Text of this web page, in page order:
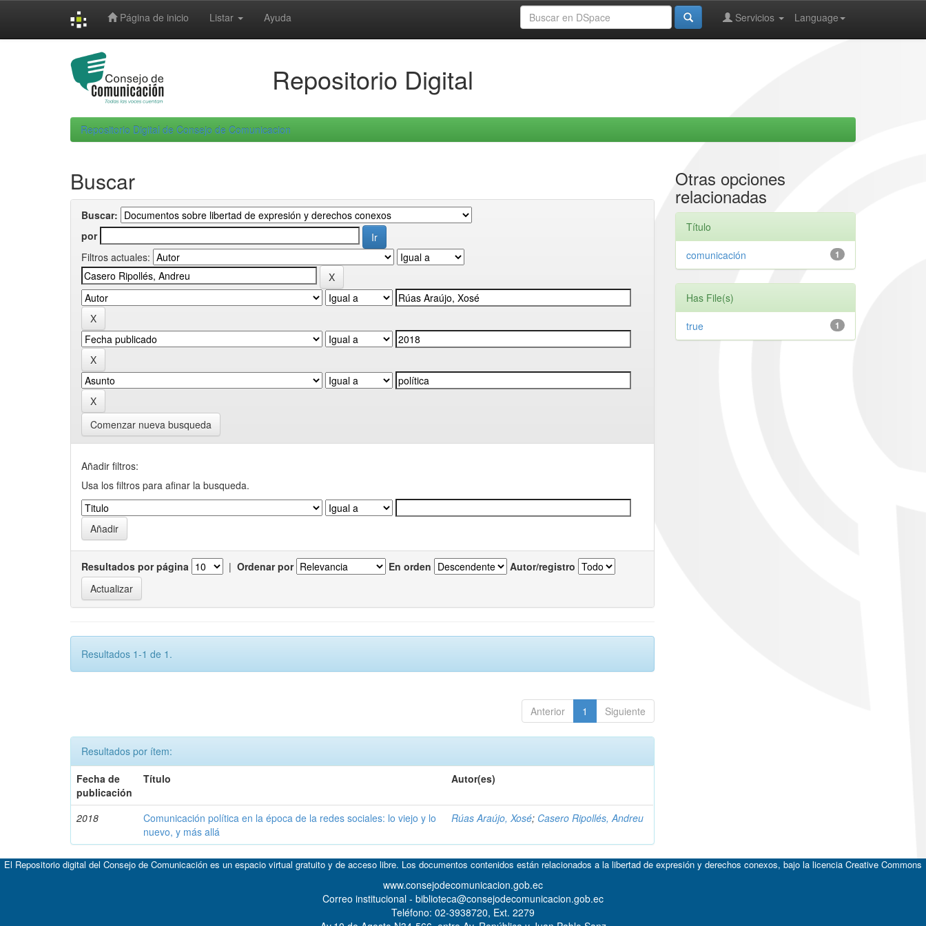
Página de inicio Listar Ayuda Language
Servicios
Repositorio Digital
Repositorio Digital de Consejo de Comunicacion
Buscar
Buscar:
por
Filtros actuales:
Comenzar nueva busqueda
Añadir filtros:
Usa los filtros para afinar la busqueda.
Resultados por página | Ordenar por En orden Autor/registro
Resultados 1-1 de 1.
Anterior 1 Siguiente
Resultados por ítem:
Fecha de
publicación
Título Autor(es)
2018
Comunicación política en la época de la redes sociales: lo viejo y lo
nuevo, y más allá
Rúas Araújo, Xosé; Casero Ripollés, Andreu
Otras opciones
relacionadas
Título
1
comunicación
Has File(s)
1
true
El Repositorio digital del Consejo de Comunicación es un espacio virtual gratuito y de acceso libre. Los documentos contenidos están relacionados a la libertad de expresión y derechos conexos, bajo la licencia Creative Commons
www.consejodecomunicacion.gob.ec
Correo institucional - biblioteca@consejodecomunicacion.gob.ec
Teléfono: 02-3938720, Ext. 2279